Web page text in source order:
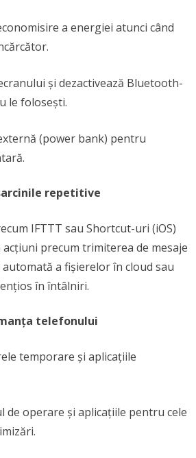
a energiei atunci când
și dezactivează Bluetooth-
le folosești.
(power bank) pentru
repetitive
IFTTT sau Shortcut-uri (iOS)
precum trimiterea de mesaje
a fișierelor în cloud sau
în întâlniri.
telefonului
temporare și aplicațiile
de operare și aplicațiile pentru cele